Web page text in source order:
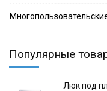
Популярные
Люк под